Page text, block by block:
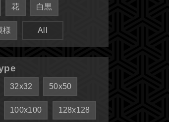
花 白黒
様 All
32x32 50x50
100x100 128x128